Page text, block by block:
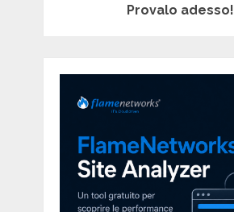
Provalo adesso!